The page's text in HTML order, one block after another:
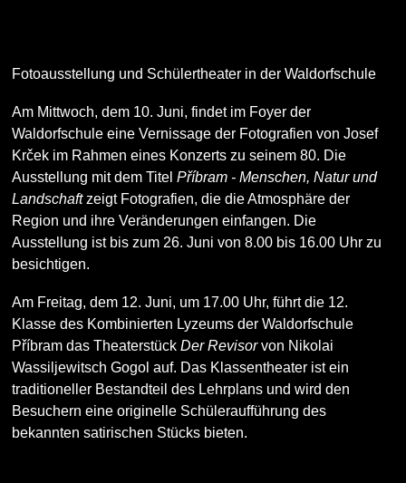
Fotoausstellung und Schülertheater in der Waldorfschule
Am Mittwoch, dem 10. Juni, findet im Foyer der
Waldorfschule eine Vernissage der Fotografien von Josef
Krček im Rahmen eines Konzerts zu seinem 80. Die
Ausstellung mit dem TitelPříbram - Menschen, Natur und
Landschaftzeigt Fotografien, die die Atmosphäre der
Region und ihre Veränderungen einfangen. Die
Ausstellung ist bis zum 26. Juni von 8.00 bis 16.00 Uhr zu
besichtigen.
Am Freitag, dem 12. Juni, um 17.00 Uhr, führt die 12.
Klasse des Kombinierten Lyzeums der Waldorfschule
Příbram das TheaterstückDer Revisorvon Nikolai
Wassiljewitsch Gogol auf. Das Klassentheater ist ein
traditioneller Bestandteil des Lehrplans und wird den
Besuchern eine originelle Schüleraufführung des
bekannten satirischen Stücks bieten.